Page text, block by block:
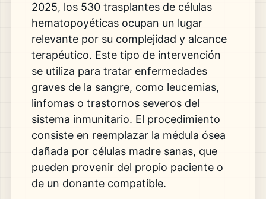
2025, los 530 trasplantes de células
hematopoyéticas ocupan un lugar
relevante por su complejidad y alcance
terapéutico. Este tipo de intervención
se utiliza para tratar enfermedades
graves de la sangre, como leucemias,
linfomas o trastornos severos del
sistema inmunitario. El procedimiento
consiste en reemplazar la médula ósea
dañada por células madre sanas, que
pueden provenir del propio paciente o
de un donante compatible.